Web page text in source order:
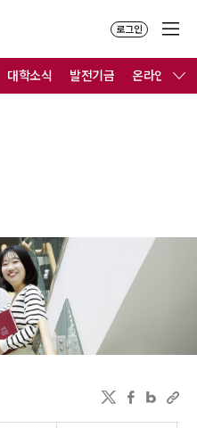
로그인
대학소식 발전기금 온라인홍보